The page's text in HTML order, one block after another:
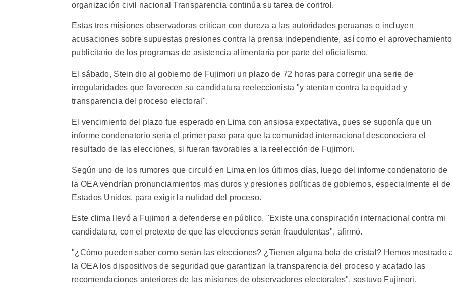
organización civil nacional Transparencia continúa su tarea de control.
Estas tres misiones observadoras critican con dureza a las autoridades peruanas e incluyen
acusaciones sobre supuestas presiones contra la prensa independiente, así como el aprovechamiento
publicitario de los programas de asistencia alimentaria por parte del oficialismo.
El sábado, Stein dio al gobierno de Fujimori un plazo de 72 horas para corregir una serie de
irregularidades que favorecen su candidatura reeleccionista "y atentan contra la equidad y
transparencia del proceso electoral".
El vencimiento del plazo fue esperado en Lima con ansiosa expectativa, pues se suponía que un
informe condenatorio sería el primer paso para que la comunidad internacional desconociera el
resultado de las elecciones, si fueran favorables a la reelección de Fujimori.
Según uno de los rumores que circuló en Lima en los últimos días, luego del informe condenatorio de
la OEA vendrían pronunciamientos mas duros y presiones políticas de gobiernos, especialmente el de
Estados Unidos, para exigir la nulidad del proceso.
Este clima llevó a Fujimori a defenderse en público. "Existe una conspiración internacional contra mi
candidatura, con el pretexto de que las elecciones serán fraudulentas", afirmó.
"¿Cómo pueden saber como serán las elecciones? ¿Tienen alguna bola de cristal? Hemos mostrado
la OEA los dispositivos de seguridad que garantizan la transparencia del proceso y acatado las
recomendaciones anteriores de las misiones de observadores electorales", sostuvo Fujimori.